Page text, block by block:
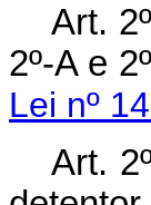
Art.
2º-A e
Lei nº
Art.